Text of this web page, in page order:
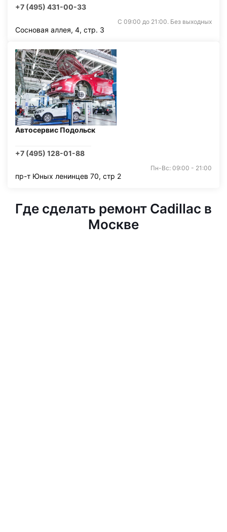
+7 (495) 431-00-33
С 09:00 до 21:00. Без выходных
Сосновая аллея, 4, стр. 3
Автосервис Подольск
+7 (495) 128-01-88
Пн-Вс: 09:00 - 21:00
пр-т Юных ленинцев 70, стр 2
Где сделать ремонт Cadillac в
Москве